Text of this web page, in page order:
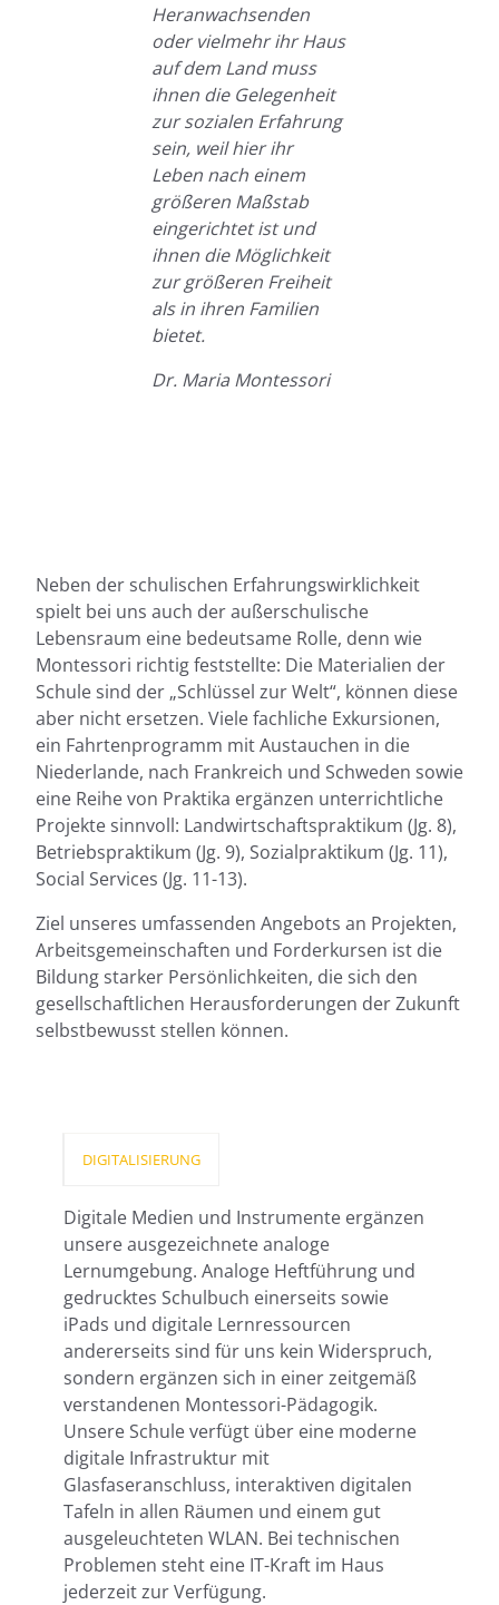
Heranwachsenden
oder vielmehr ihr Haus
auf dem Land muss
ihnen die Gelegenheit
zur sozialen Erfahrung
sein, weil hier ihr
Leben nach einem
größeren Maßstab
eingerichtet ist und
ihnen die Möglichkeit
zur größeren Freiheit
als in ihren Familien
bietet.
Dr. Maria Montessori
Neben der schulischen Erfahrungswirklichkeit
spielt bei uns auch der außerschulische
Lebensraum eine bedeutsame Rolle, denn wie
Montessori richtig feststellte: Die Materialien der
Schule sind der „Schlüssel zur Welt“, können diese
aber nicht ersetzen. Viele fachliche Exkursionen,
ein Fahrtenprogramm mit Austauchen in die
Niederlande, nach Frankreich und Schweden sowie
eine Reihe von Praktika ergänzen unterrichtliche
Projekte sinnvoll: Landwirtschaftspraktikum (Jg. 8),
Betriebspraktikum (Jg. 9), Sozialpraktikum (Jg. 11),
Social Services (Jg. 11-13).
Ziel unseres umfassenden Angebots an Projekten,
Arbeitsgemeinschaften und Forderkursen ist die
Bildung starker Persönlichkeiten, die sich den
gesellschaftlichen Herausforderungen der Zukunft
selbstbewusst stellen können.
DIGITALISIERUNG
Digitale Medien und Instrumente ergänzen
unsere ausgezeichnete analoge
Lernumgebung. Analoge Heftführung und
gedrucktes Schulbuch einerseits sowie
iPads und digitale Lernressourcen
andererseits sind für uns kein Widerspruch,
sondern ergänzen sich in einer zeitgemäß
verstandenen Montessori-Pädagogik.
Unsere Schule verfügt über eine moderne
digitale Infrastruktur mit
Glasfaseranschluss, interaktiven digitalen
Tafeln in allen Räumen und einem gut
ausgeleuchteten WLAN. Bei technischen
Problemen steht eine IT-Kraft im Haus
jederzeit zur Verfügung.